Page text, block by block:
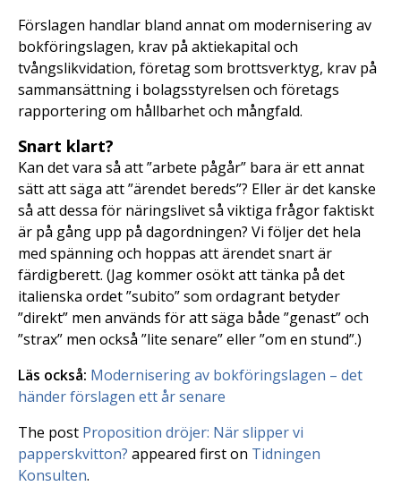
Förslagen handlar bland annat om modernisering av
bokföringslagen, krav på aktiekapital och
tvångslikvidation, företag som brottsverktyg, krav på
sammansättning i bolagsstyrelsen och företags
rapportering om hållbarhet och mångfald.
Snart klart?
Kan det vara så att ”arbete pågår” bara är ett annat
sätt att säga att ”ärendet bereds”? Eller är det kanske
så att dessa för näringslivet så viktiga frågor faktiskt
är på gång upp på dagordningen? Vi följer det hela
med spänning och hoppas att ärendet snart är
färdigberett. (Jag kommer osökt att tänka på det
italienska ordet ”subito” som ordagrant betyder
”direkt” men används för att säga både ”genast” och
”strax” men också ”lite senare” eller ”om en stund”.)
Läs också: Modernisering av bokföringslagen – det
händer förslagen ett år senare
The post Proposition dröjer: När slipper vi
papperskvitton? appeared first on Tidningen
Konsulten.